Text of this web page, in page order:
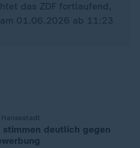
das ZDF fortlaufend,
01.06.2026 ab 11:23
stimmen deutlich gegen